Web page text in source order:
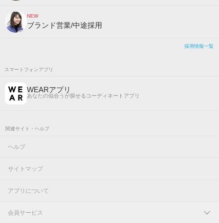
NEW
ブランド営業/中途採用
採用情報一覧
スマートフォンアプリ
WEARアプリ
あなたの似合うが探せるコーディネートアプリ
関連サイト・ヘルプ
ヘルプ
サイトマップ
アプリについて
会員サービス